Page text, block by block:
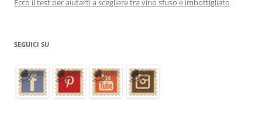
Ecco il test per aiutarti a scegliere tra vino sfuso e imbottigliato
SEGUICI SU